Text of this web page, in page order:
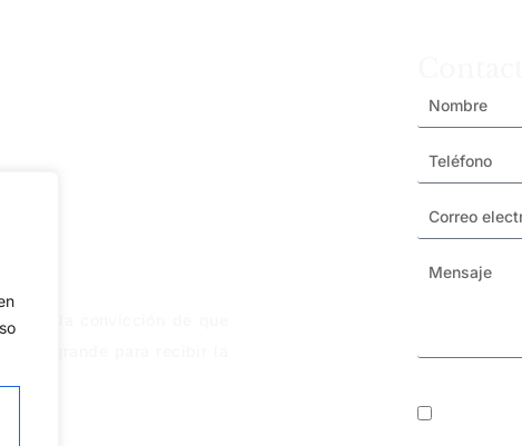
y la convicción de que
grande para recibir la